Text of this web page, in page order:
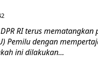
DPR RI terus
Pemilu dengan
ini dilakukan...